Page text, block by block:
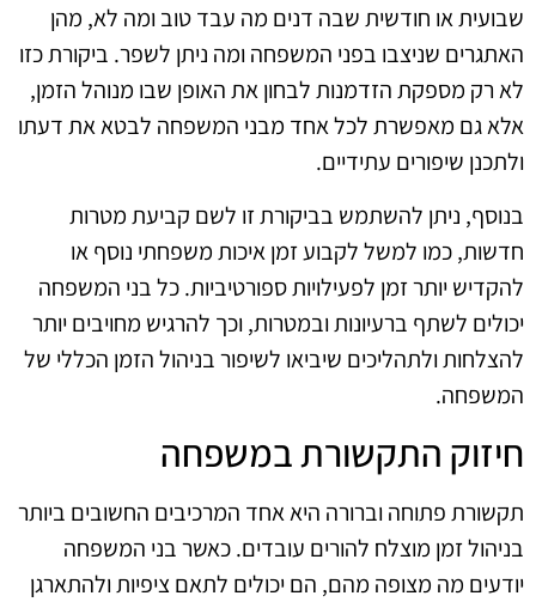
שבועית או חודשית שבה דנים מה עבד טוב ומה לא, מהן
האתגרים שניצבו בפני המשפחה ומה ניתן לשפר. ביקורת כזו
לא רק מספקת הזדמנות לבחון את האופן שבו מנוהל הזמן,
אלא גם מאפשרת לכל אחד מבני המשפחה לבטא את דעתו
ולתכנן שיפורים עתידיים.
בנוסף, ניתן להשתמש בביקורת זו לשם קביעת מטרות
חדשות, כמו למשל לקבוע זמן איכות משפחתי נוסף או
להקדיש יותר זמן לפעילויות ספורטיביות. כל בני המשפחה
יכולים לשתף ברעיונות ובמטרות, וכך להרגיש מחויבים יותר
להצלחות ולתהליכים שיביאו לשיפור בניהול הזמן הכללי של
המשפחה.
חיזוק התקשורת במשפחה
תקשורת פתוחה וברורה היא אחד המרכיבים החשובים ביותר
בניהול זמן מוצלח להורים עובדים. כאשר בני המשפחה
יודעים מה מצופה מהם, הם יכולים לתאם ציפיות ולהתארגן